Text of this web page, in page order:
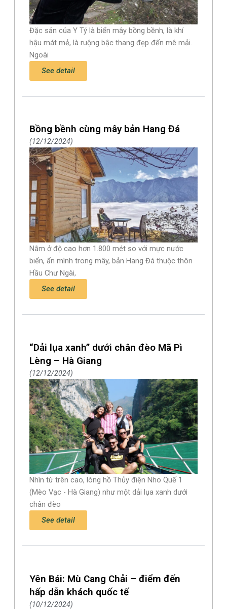
Đặc sản của Y Tý là biển mây bồng bềnh, là khí
hậu mát mẻ, là ruộng bậc thang đẹp đến mê mải.
Ngoài
See detail
Bồng bềnh cùng mây bản Hang Đá
12/12/2024
Nằm ở độ cao hơn 1.800 mét so với mực nước
biển, ẩn mình trong mây, bản Hang Đá thuộc thôn
Hầu Chư Ngài,
See detail
“Dải lụa xanh” dưới chân đèo Mã Pì
Lèng – Hà Giang
12/12/2024
Nhìn từ trên cao, lòng hồ Thủy điện Nho Quế 1
(Mèo Vạc - Hà Giang) như một dải lụa xanh dưới
chân đèo
See detail
Yên Bái: Mù Cang Chải – điểm đến
hấp dẫn khách quốc tế
10/12/2024